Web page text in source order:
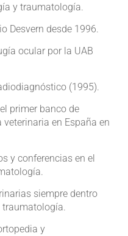
y traumatología.
Desvern desde 1996.
ocular por la UAB
(1995).
primer banco de
en España en
y conferencias en el
siempre dentro
traumatología.
y